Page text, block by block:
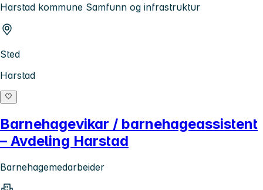
Harstad kommune Samfunn og infrastruktur
Sted
Harstad
Barnehagevikar / barnehageassistent
– Avdeling Harstad
Barnehagemedarbeider